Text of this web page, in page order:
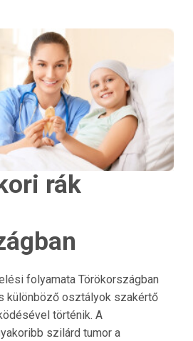
rák
folyamata Törökországban
különböző osztályok szakértő
történik. A
szilárd tumor a